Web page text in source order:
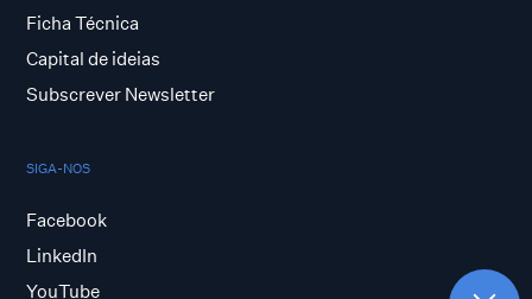
Ficha Técnica
Capital de ideias
Subscrever Newsletter
SIGA-NOS
Facebook
LinkedIn
YouTube